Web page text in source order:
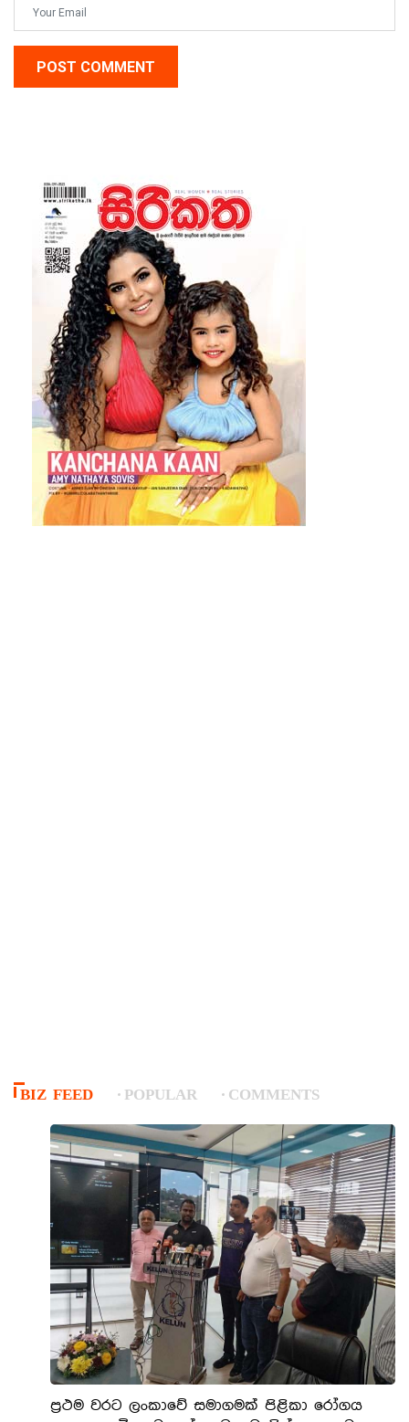
POST COMMENT
BIZ FEED POPULAR COMMENTS
ප්‍රථම වරට ලංකාවේ සමාගමක් පිළිකා රෝගය